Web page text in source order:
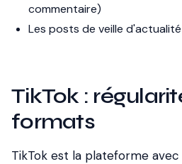
commentaire)
Les posts de veille
TikTok :
formats
TikTok est la plateforme